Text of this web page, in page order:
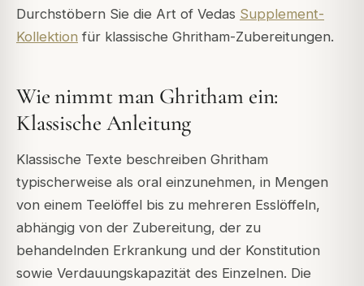
Durchstöbern Sie die Art of Vedas Supplement-
Kollektion für klassische Ghritham-Zubereitungen.
Wie nimmt man Ghritham ein:
Klassische Anleitung
Klassische Texte beschreiben Ghritham
typischerweise als oral einzunehmen, in Mengen
von einem Teelöffel bis zu mehreren Esslöffeln,
abhängig von der Zubereitung, der zu
behandelnden Erkrankung und der Konstitution
sowie Verdauungskapazität des Einzelnen. Die